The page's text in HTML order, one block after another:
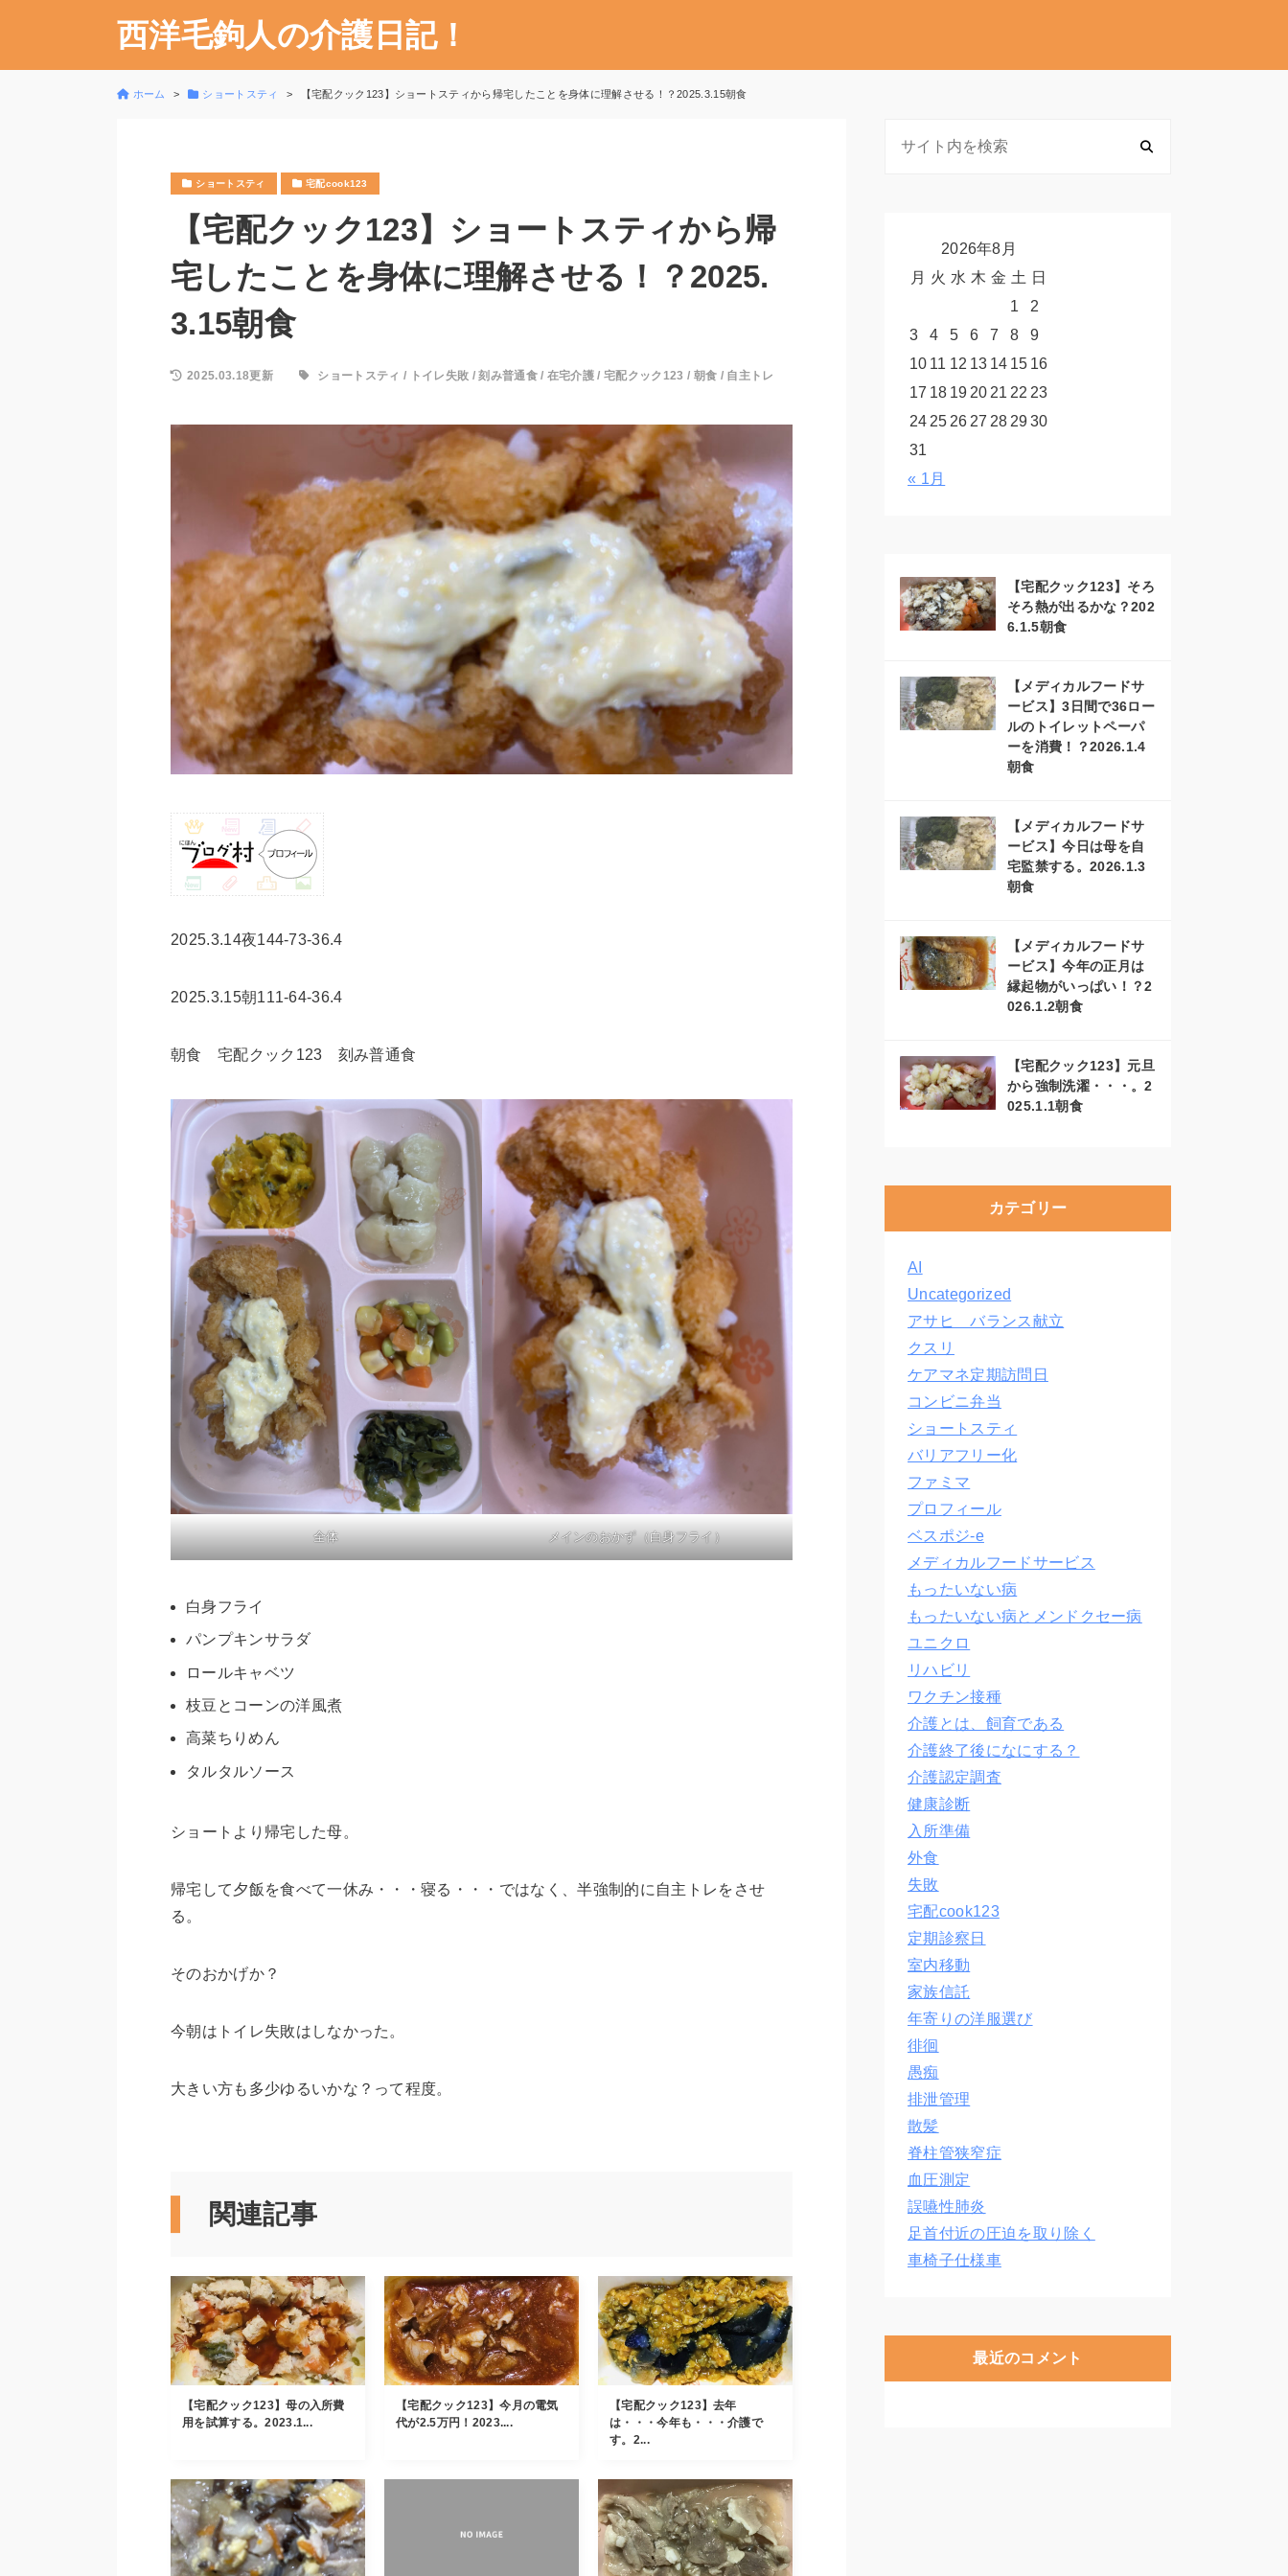
西洋毛鉤人の介護日記！
ホーム ショートスティ 【宅配クック123】ショートスティから帰宅したことを身体に理解させる！？2025.3.15朝食
ショートスティ 宅配cook123
【宅配クック123】ショートスティから帰
宅したことを身体に理解させる！？2025.
3.15朝食
2025.03.18更新 ショートスティ / トイレ失敗 /刻み普通食/ 在宅介護 /宅配クック123 / 朝食 / 自主トレ
2025.3.14夜144-73-36.4
2025.3.15朝111-64-36.4
朝食 宅配クック123 刻み普通食
全体 メインのおかず（白身フライ）
白身フライ
パンプキンサラダ
ロールキャベツ
枝豆とコーンの洋風煮
高菜ちりめん
タルタルソース
ショートより帰宅した母。
帰宅して夕飯を食べて一休み・・・寝る・・・ではなく、半強制的に自主トレをさせ
る。
そのおかげか？
今朝はトイレ失敗はしなかった。
大きい方も多少ゆるいかな？って程度。
関連記事
【宅配クック123】母の入所費
用を試算する。2023.1...
【宅配クック123】今月の電気
代が2.5万円！2023....
【宅配クック123】去年
は・・・今年も・・・介護で
す。2...
2026年8月
月 火 水 木 金 土 日
1
2
3
4 5 6 7 8
9
10 11 12 13 14 15 16
17 18 19 20 21 22 23
24 25 26 27 28 2930
31
« 1月
【宅配クック123】そろ
そろ熱が出るかな？202
6.1.5朝食
【メディカルフードサ
ービス】3日間で36ロー
ルのトイレットペーパ
ーを消費！？2026.1.4
朝食
【メディカルフードサ
ービス】今日は母を自
宅監禁する。2026.1.3
朝食
【メディカルフードサ
ービス】今年の正月は
縁起物がいっぱい！？2
026.1.2朝食
【宅配クック123】元旦
から強制洗濯・・・。2
025.1.1朝食
カテゴリー
AI
Uncategorized
アサヒ バランス献立
クスリ
ケアマネ定期訪問日
コンビニ弁当
ショートスティ
バリアフリー化
ファミマ
プロフィール
ベスポジ-e
メディカルフードサービス
もったいない病
もったいない病とメンドクセー病
ユニクロ
リハビリ
ワクチン接種
介護とは、飼育である
介護終了後になにする？
介護認定調査
健康診断
入所準備
外食
失敗
宅配cook123
定期診察日
室内移動
家族信託
年寄りの洋服選び
徘徊
愚痴
排泄管理
散髪
脊柱管狭窄症
血圧測定
誤嚥性肺炎
足首付近の圧迫を取り除く
車椅子仕様車
最近のコメント